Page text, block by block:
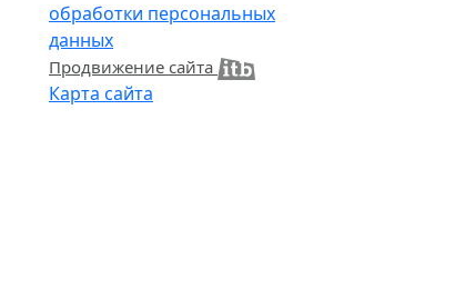
обработки персональных
данных
Продвижение сайта
Карта сайта